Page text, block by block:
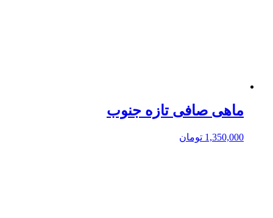
ماهی صافی تازه جنوب
1,350,000 تومان